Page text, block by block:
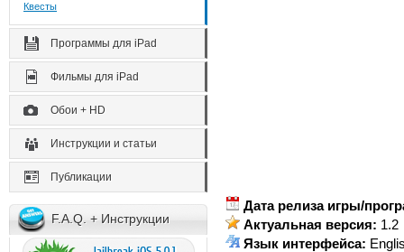
Квесты
Программы для iPad
Фильмы для iPad
Обои + HD
Инструкции и статьи
Публикации
F.A.Q. + Инструкции
Дата релиза игры/
Актуальная версия: 1.2
Язык интерфейса: